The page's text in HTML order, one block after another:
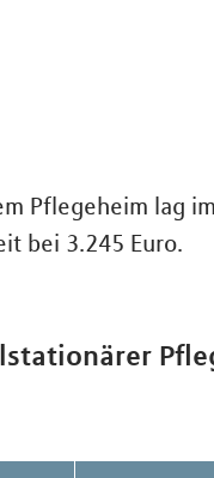
Pflegeheim lag
bei 3.245 Euro.